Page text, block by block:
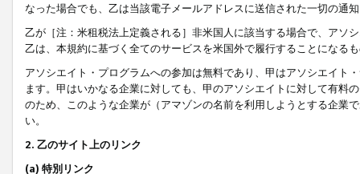
なった場合でも、乙は当該電子メールアドレスに送信された一切の通
乙が［注：米租税法上定義される］非米国人に該当する場合で、アソ
乙は、本規約に基づく全てのサービスを米国外で履行することになる
アソシエイト・プログラムへの参加は無料であり、甲はアソシエイト
ます。甲はいかなる企業に対しても、甲のアソシエイトに対して有料
のため、このような企業が（アマゾンの名前を利用しようとする企業
い。
2. 乙のサイト上のリンク
(a) 特別リンク